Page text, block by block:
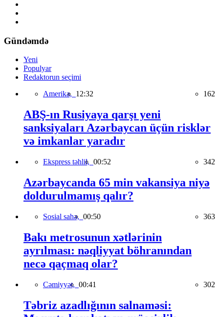
Gündəmdə
Yeni
Populyar
Redaktorun seçimi
Amerika, 12:32 162
ABŞ-ın Rusiyaya qarşı yeni
sanksiyaları Azərbaycan üçün risklər
və imkanlar yaradır
Ekspress təhlil, 00:52 342
Azərbaycanda 65 min vakansiya niyə
doldurulmamış qalır?
Sosial sahə, 00:50 363
Bakı metrosunun xətlərinin
ayrılması: nəqliyyat böhranından
necə qaçmaq olar?
Cəmiyyət, 00:41 302
Təbriz azadlığının salnaməsi: